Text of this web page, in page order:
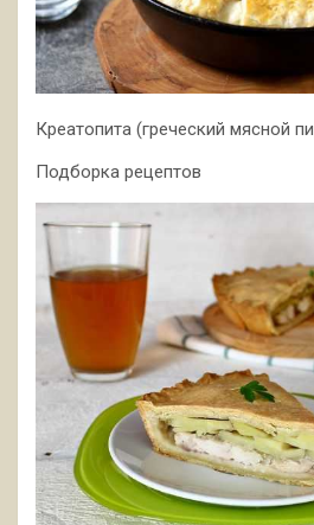
Креатопита (греческий мясной
Подборка рецептов